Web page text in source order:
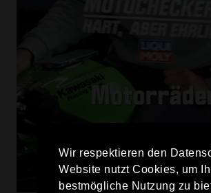
Wir respektieren den
Website nutzt Cookies, um
bestmögliche Nutzung zu